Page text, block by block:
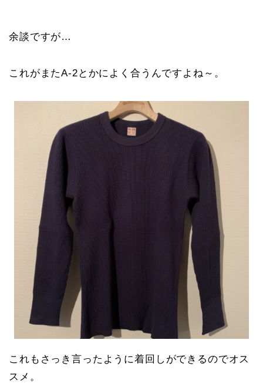
余談ですが…
これがまたA-2とかによく合うんですよね～。
これもさっき言ったように着回しができるのでオス
スメ。